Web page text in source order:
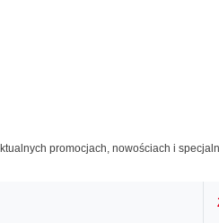
promocjach, nowościach i